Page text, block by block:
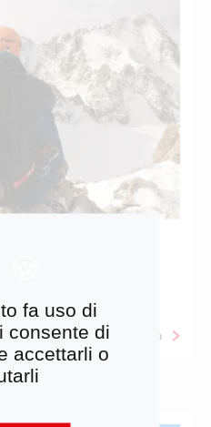
Monte Bianco
Maggiori info
fa uso di
consente di
accettarli o